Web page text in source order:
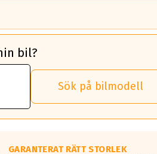
ett klass G däck.
bil?
Sök på bilmodell
GARANTERAT RÄTT STORLEK